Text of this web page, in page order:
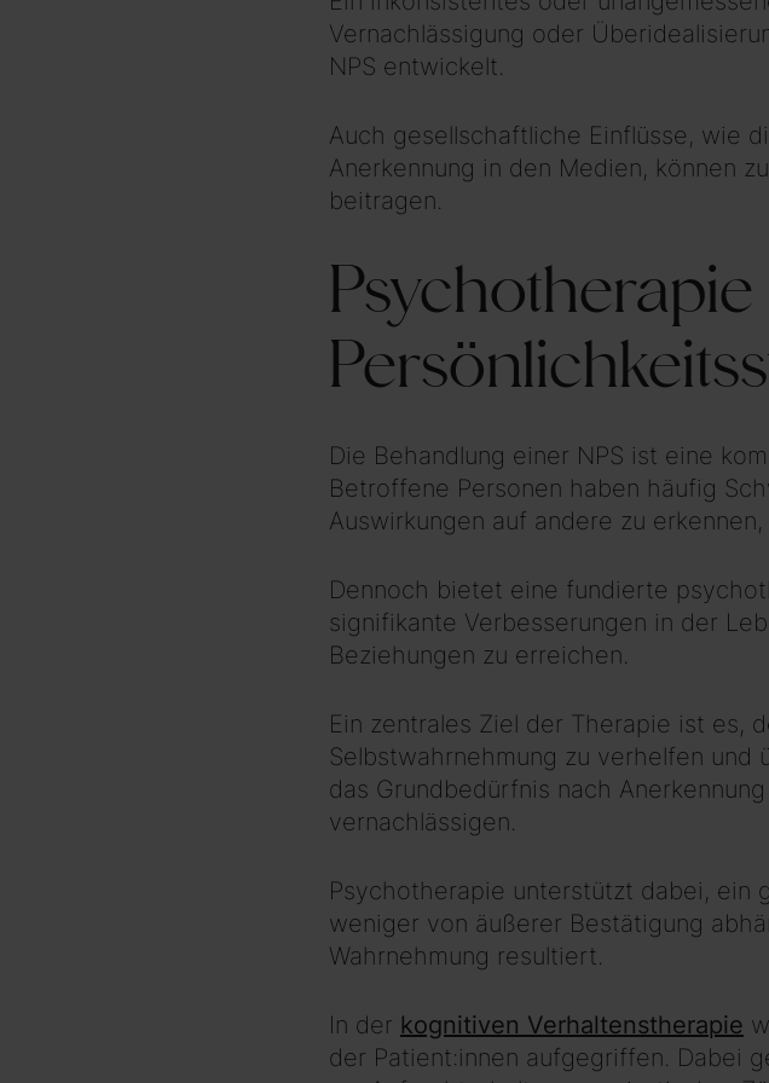
Vernachlässigung oder
NPS entwickelt.
Auch gesellschaftliche Einflüsse, wie
Anerkennung in den Medien, können
beitragen.
Die Behandlung einer NPS ist eine
Betroffene Personen haben häufig
Auswirkungen auf andere zu
Dennoch bietet eine fundierte
signifikante Verbesserungen in der
Beziehungen zu erreichen.
Ein zentrales Ziel der Therapie ist es,
Selbstwahrnehmung zu verhelfen
das Grundbedürfnis nach
vernachlässigen.
Psychotherapie unterstützt dabei, ein
weniger von äußerer Bestätigung
Wahrnehmung resultiert.
In der kognitiven Verhaltenstherapie
der Patient:innen aufgegriffen. Dabei